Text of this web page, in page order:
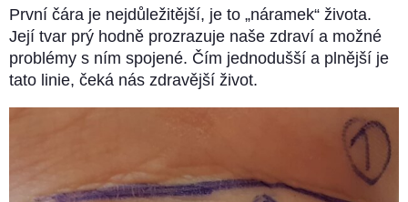
První čára je nejdůležitější, je to „náramek“ života.
Její tvar prý hodně prozrazuje naše zdraví a možné
problémy s ním spojené. Čím jednodušší a plnější je
tato linie, čeká nás zdravější život.